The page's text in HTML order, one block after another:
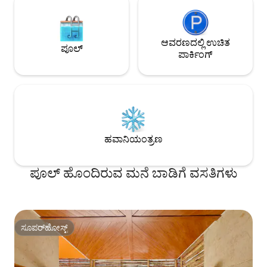
ಪೂಲ್
ಆವರಣದಲ್ಲಿ ಉಚಿತ
ಪಾರ್ಕಿಂಗ್
ಹವಾನಿಯಂತ್ರಣ
ಪೂಲ್ ಹೊಂದಿರುವ ಮನೆ ಬಾಡಿಗೆ ವಸತಿಗಳು
ಸೂಪರ್‌ಹೋಸ್ಟ್
ಸೂಪರ್‌ಹೋಸ್ಟ್